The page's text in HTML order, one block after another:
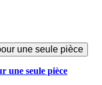
une seule pièce
une seule pièce